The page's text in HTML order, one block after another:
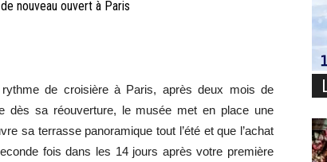
nouveau ouvert à Paris
de croisière à Paris, après deux mois de
dès sa réouverture, le musée met en place une
sa terrasse panoramique tout l’été et que l’achat
fois dans les 14 jours après votre première